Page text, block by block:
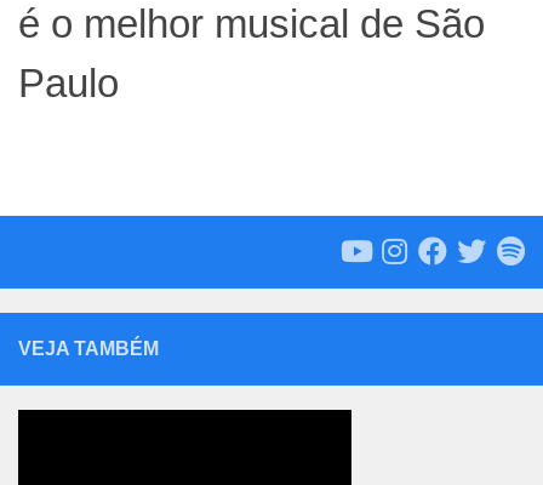
é o melhor musical de São
Paulo
VEJA TAMBÉM